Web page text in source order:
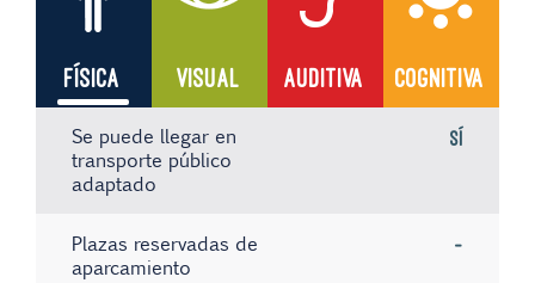
FÍSICA VISUAL AUDITIVA COGNITIVA
Se puede llegar en
transporte público
adaptado
Sí
Plazas reservadas de
aparcamiento
-